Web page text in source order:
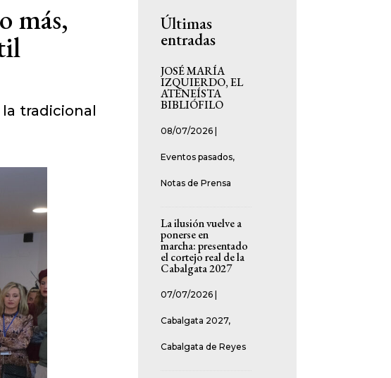
más,
tradicional
Últimas
entradas
JOSÉ MARÍA
IZQUIERDO, EL
ATENEÍSTA
BIBLIÓFILO
08/07/2026
Eventos pasados,
Notas de Prensa
La ilusión vuelve a
ponerse en
marcha: presentado
el cortejo real de la
Cabalgata 2027
07/07/2026
Cabalgata 2027,
Cabalgata de Reyes